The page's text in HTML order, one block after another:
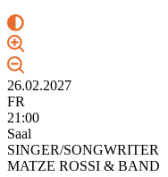
26.02.2027
FR
21:00
Saal
SINGER/SONGWRITER
MATZE ROSSI & BAND